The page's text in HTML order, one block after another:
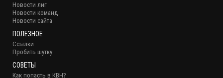
Новости лиг
Новости команд
Новости сайта
ПОЛЕЗНОЕ
Ссылки
Пробить шутку
СОВЕТЫ
Как попасть в КВН?